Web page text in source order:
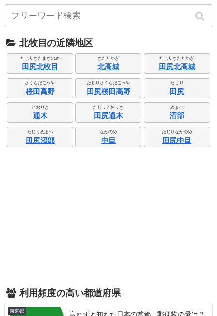
北牧目の近隣地区
たじりきたまぎのめ
田尻北牧目
きたたかぎ
北高城
たじりきたたかぎ
田尻北高城
さくらだこうや
桜田高野
たじりさくらだこうや
田尻桜田高野
たじり
田尻
とおりき
通木
たじりとおりき
田尻通木
ぬまべ
沼部
たじりぬまべ
田尻沼部
なかのめ
中目
たじりなかのめ
田尻中目
利用頻度の高い都道府県
東京都
言わずと知れた日本の首都。郵便物の量は２